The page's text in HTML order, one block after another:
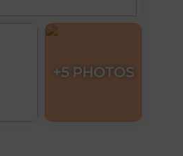
+5 PHOTOS